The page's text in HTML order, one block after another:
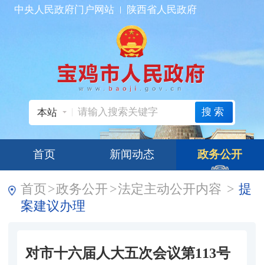
中央人民政府门户网站 陕西省人民政府
本站 搜索
首页 新闻动态 政务公开
首页>政务公开 >法定主动公开内容 > 提
案建议办理
对市十六届人大五次会议第113号